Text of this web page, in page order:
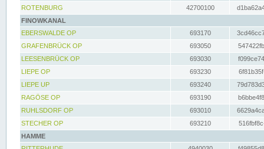
ROTENBURG
42700100
FINOWKANAL
EBERSWALDE OP
693170
GRAFENBRÜCK OP
693050
LEESENBRÜCK OP
693030
LIEPE OP
693230
LIEPE UP
693240
RAGÖSE OP
693190
RUHLSDORF OP
693010
STECHER OP
693210
HAMME